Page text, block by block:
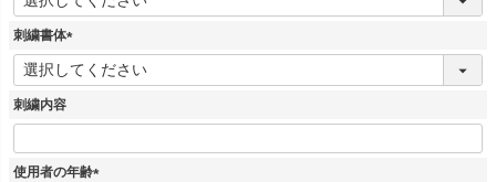
必
須
刺繍書体
(
必
刺繍内容
使用者の年齢